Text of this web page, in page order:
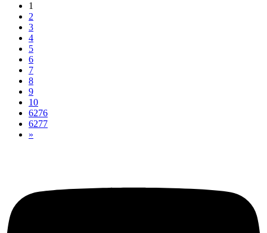
1
2
3
4
5
6
7
8
9
10
6276
6277
»